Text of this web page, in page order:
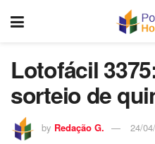
Lotofácil
sorteio de
by Redação G. 24/